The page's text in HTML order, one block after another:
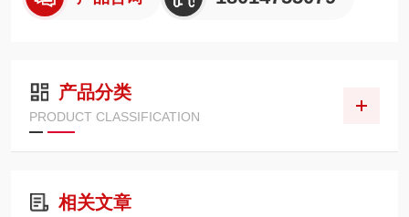
位于台中，是集液压元件、系统设计制造、销售服务于一体的跨
1994 年进入中国大陆，2003 年成立康百世机电（上海）有限公
司（大陆总部）。
产品分类
PRODUCT CLASSIFICATION
相关文章